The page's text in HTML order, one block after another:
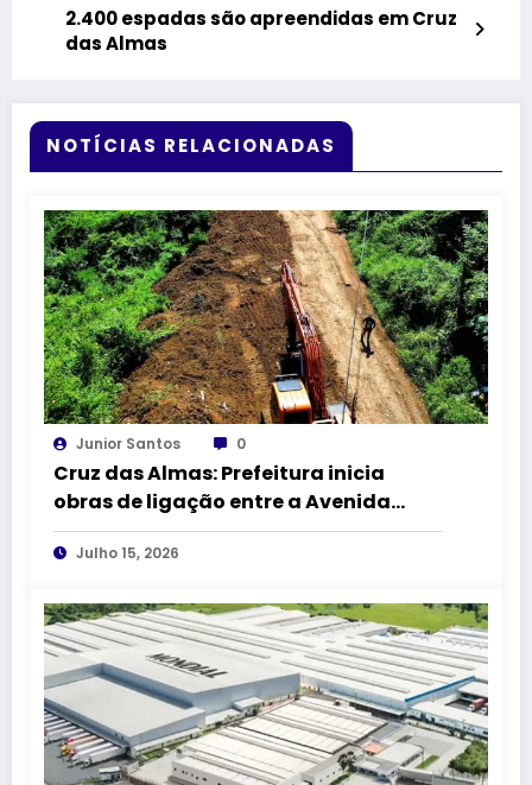
2.400 espadas são apreendidas em Cruz
das Almas
NOTÍCIAS RELACIONADAS
Junior Santos 0
Cruz das Almas: Prefeitura inicia
obras de ligação entre a Avenida
Amado Queiroz e a BR-101
Julho 15, 2026